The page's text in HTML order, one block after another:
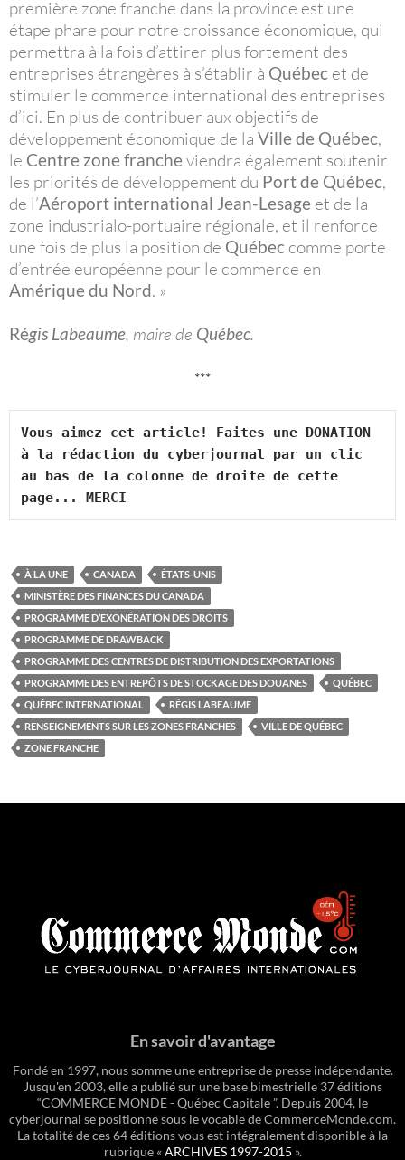
première zone franche dans la province est une
étape phare pour notre croissance économique, qui
permettra à la fois d’attirer plus fortement des
entreprises étrangères à s’établir à Québec et de
stimuler le commerce international des entreprises
d’ici. En plus de contribuer aux objectifs de
développement économique de la Ville de Québec,
le Centre zone franche viendra également soutenir
les priorités de développement du Port de Québec,
de l’Aéroport international Jean-Lesage et de la
zone industrialo-portuaire régionale, et il renforce
une fois de plus la position de Québec comme porte
d’entrée européenne pour le commerce en
Amérique du Nord. »
Régis Labeaume, maire de Québec.
***
Vous aimez cet article! Faites une DONATION
à la rédaction du cyberjournal par un clic
au bas de la colonne de droite de cette
page... MERCI
À LA UNE CANADA
ÉTATS-UNIS
MINISTÈRE DES FINANCES DU CANADA
PROGRAMME D’EXONÉRATION DES DROITS
PROGRAMME DE DRAWBACK
PROGRAMME DES CENTRES DE DISTRIBUTION DES EXPORTATIONS
PROGRAMME DES ENTREPÔTS DE STOCKAGE DES DOUANES
QUÉBEC
QUÉBEC INTERNATIONAL
RÉGIS LABEAUME
RENSEIGNEMENTS SUR LES ZONES FRANCHES
VILLE DE QUÉBEC
ZONE FRANCHE
En savoir d'avantage
Fondé en 1997, nous somme une entreprise de presse indépendante.
Jusqu'en 2003, elle a publié sur une base bimestrielle 37 éditions
“COMMERCE MONDE - Québec Capitale ”. Depuis 2004, le
cyberjournal se positionne sous le vocable de CommerceMonde.com.
La totalité de ces 64 éditions vous est intégralement disponible à la
rubrique «ARCHIVES 1997-2015 ».